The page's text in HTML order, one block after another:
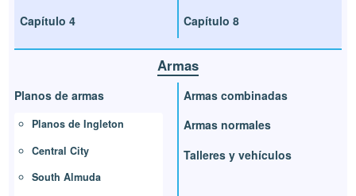
Capítulo 4
Capítulo 8
Armas
Planos de armas
Planos de Ingleton
Central City
South Almuda
Armas combinadas
Armas normales
Talleres y vehículos